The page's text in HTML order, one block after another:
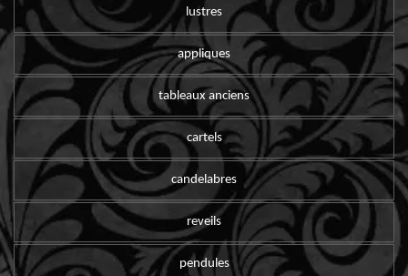
lustres
appliques
tableaux anciens
cartels
candelabres
reveils
pendules